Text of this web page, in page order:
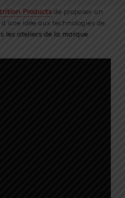
Productsde proposer un
idée aux technologies de
les ateliers de la marque